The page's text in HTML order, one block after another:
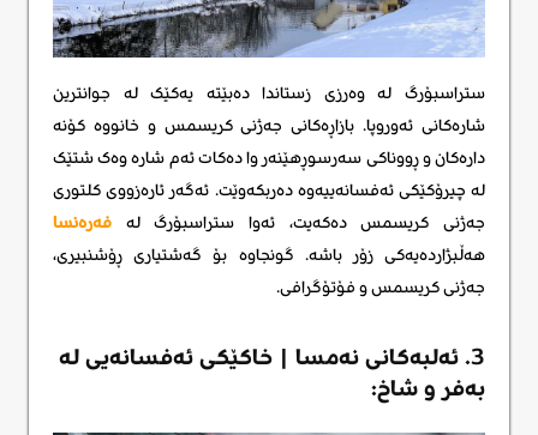
ستراسبۆرگ لە وەرزی زستاندا دەبێتە یەکێک لە جوانترین
شارەکانی ئەوروپا. بازاڕەکانی جەژنی کریسمس و خانووە کۆنە
دارەکان و ڕووناکی سەرسوڕهێنەر وا دەکات ئەم شارە وەک شتێک
لە چیرۆکێکی ئەفسانەییەوە دەربکەوێت. ئەگەر ئارەزووی کلتوری
جەژنی کریسمس دەکەیت، ئەوا ستراسبۆرگ له فەرەنسا
هەڵبژاردەیەکی زۆر باشە. گونجاوە بۆ گەشتیاری ڕۆشنبیری،
جەژنی کریسمس و فۆتۆگرافی.
3. ئەلبەکانی نەمسا | خاکێکی ئەفسانەیی لە
بەفر و شاخ: